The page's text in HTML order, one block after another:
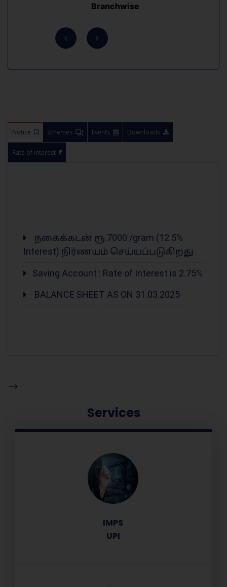
Branchwise
Notice Schemes Events Downloads
Rate of interest
Interest) நிர்ணயம் செய்யப்படுகிறது
Saving Account : Rate of Interest is 2.75%
BALANCE SHEET AS ON 31.03.2025
-->
Services
IMPS
UPI